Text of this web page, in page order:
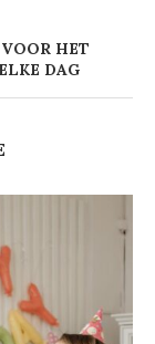
HET
DAG